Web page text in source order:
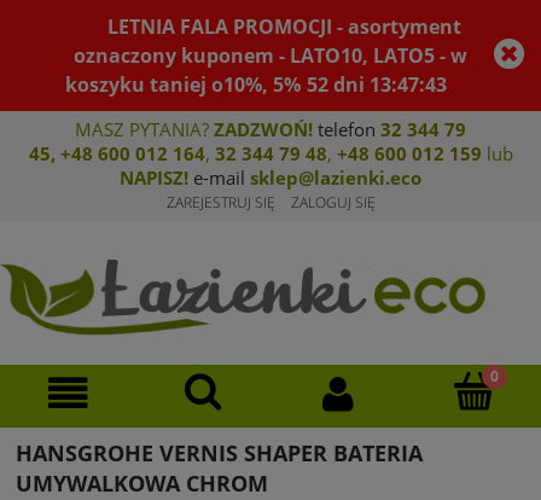
LETNIA FALA PROMOCJI - asortyment
oznaczony kuponem - LATO10, LATO5 - w
koszyku taniej o10%, 5% 52dni 13:47:43
MASZ PYTANIA? ZADZWOŃ! telefon 32 344 79
45, +48 600 012 164, 32 344 79 48, +48 600 012 159 lub
NAPISZ! e-mail sklep@lazienki.eco
ZAREJESTRUJ SIĘ ZALOGUJ SIĘ
HANSGROHE VERNIS SHAPER BATERIA
UMYWALKOWA CHROM